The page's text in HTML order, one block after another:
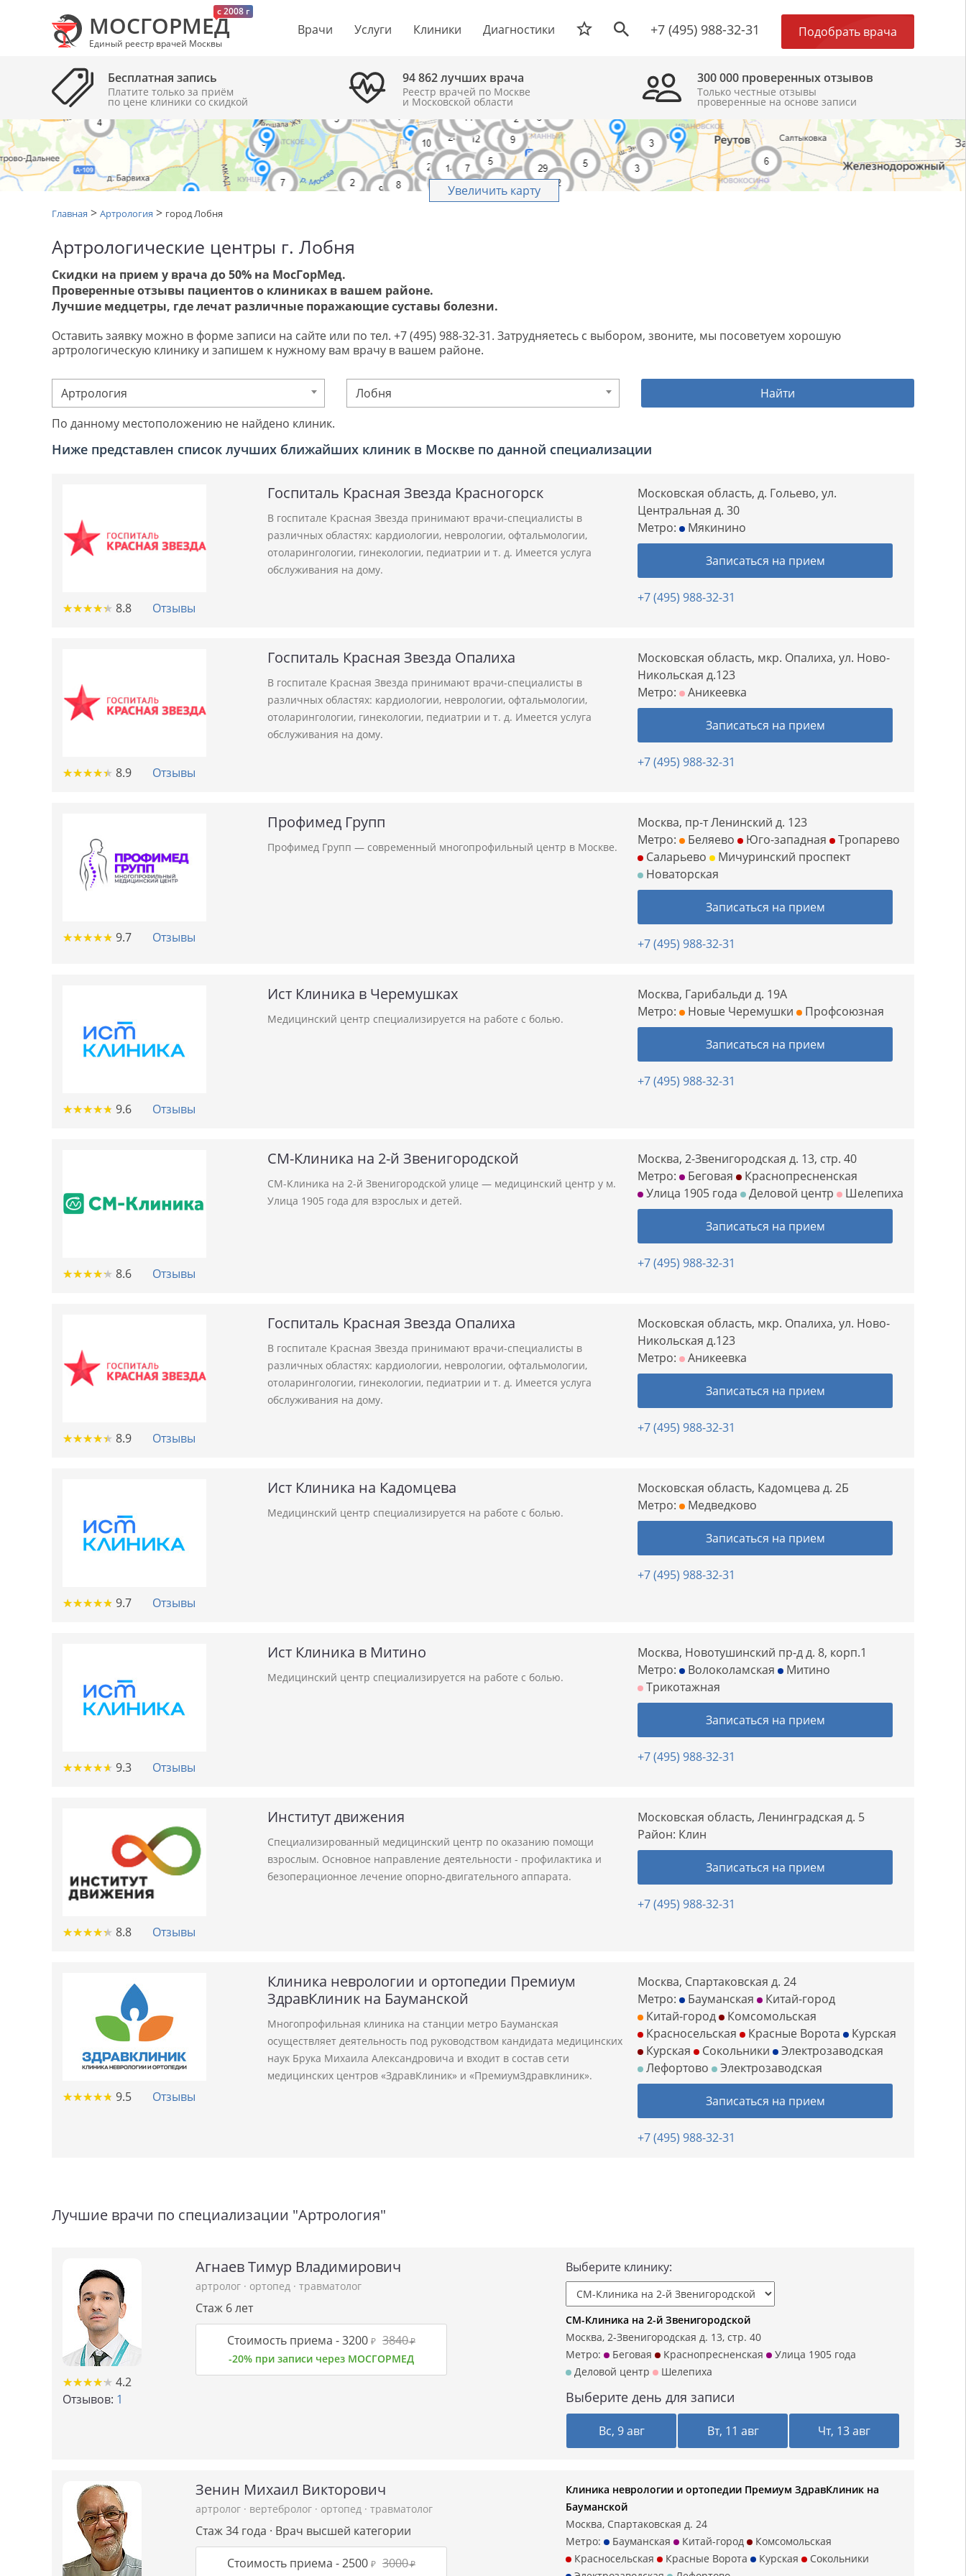
c 2008 г
МОСГОРМЕД
Единый реестр врачей Москвы
Врачи Услуги Клиники Диагностики +7 (495) 988-32-31 Подобрать врача
Бесплатная запись
Платите только за приём
по цене клиники cо скидкой
94 862 лучших врача
Реестр врачей по Москве
и Московской области
300 000 проверенных отзывов
Только честные отзывы
проверенные на основе записи
Увеличить карту
Главная > Артрология > город Лобня
Артрологические центры г. Лобня
Скидки на прием у врача до 50% на МосГорМед.
Проверенные отзывы пациентов о клиниках в вашем районе.
Лучшие медцетры, где лечат различные поражающие суставы болезни.
Оставить заявку можно в форме записи на сайте или по тел. +7 (495) 988-32-31. Затрудняетесь с выбором, звоните, мы посоветуем хорошую
артрологическую клинику и запишем к нужному вам врачу в вашем районе.
Артрология Лобня
Найти
По данному местоположению не найдено клиник.
Ниже представлен список лучших ближайших клиник в Москве по данной специализации
★★★★★
★★★★★ 8.8 Отзывы
Госпиталь Красная Звезда Красногорск
В госпитале Красная Звезда принимают врачи-специалисты в
различных областях: кардиологии, неврологии, офтальмологии,
отоларингологии, гинекологии, педиатрии и т. д. Имеется услуга
обслуживания на дому.
Московская область, д. Гольево, ул.
Центральная д. 30
Метро:
Мякинино
Записаться на прием
+7 (495) 988-32-31
★★★★★
★★★★★ 8.9 Отзывы
Госпиталь Красная Звезда Опалиха
В госпитале Красная Звезда принимают врачи-специалисты в
различных областях: кардиологии, неврологии, офтальмологии,
отоларингологии, гинекологии, педиатрии и т. д. Имеется услуга
обслуживания на дому.
Московская область, мкр. Опалиха, ул. Ново-
Никольская д.123
Метро:
Аникеевка
Записаться на прием
+7 (495) 988-32-31
★★★★★
★★★★★ 9.7 Отзывы
Профимед Групп
Профимед Групп — современный многопрофильный центр в Москве.
Москва, пр-т Ленинский д. 123
Метро:
Беляево Юго-западная
Тропарево
Саларьево
Мичуринский проспект
Новаторская
Записаться на прием
+7 (495) 988-32-31
★★★★★
★★★★★ 9.6 Отзывы
Ист Клиника в Черемушках
Медицинский центр специализируется на работе с болью.
Москва, Гарибальди д. 19А
Метро:
Новые Черемушки Профсоюзная
Записаться на прием
+7 (495) 988-32-31
★★★★★
★★★★★ 8.6 Отзывы
СМ-Клиника на 2-й Звенигородской
СМ-Клиника на 2-й Звенигородской улице — медицинский центр у м.
Улица 1905 года для взрослых и детей.
Москва, 2-Звенигородская д. 13, стр. 40
Метро:
Беговая
Краснопресненская
Улица 1905 года
Деловой центр Шелепиха
Записаться на прием
+7 (495) 988-32-31
★★★★★
★★★★★ 8.9 Отзывы
Госпиталь Красная Звезда Опалиха
В госпитале Красная Звезда принимают врачи-специалисты в
различных областях: кардиологии, неврологии, офтальмологии,
отоларингологии, гинекологии, педиатрии и т. д. Имеется услуга
обслуживания на дому.
Московская область, мкр. Опалиха, ул. Ново-
Никольская д.123
Метро:
Аникеевка
Записаться на прием
+7 (495) 988-32-31
★★★★★
★★★★★ 9.7 Отзывы
Ист Клиника на Кадомцева
Медицинский центр специализируется на работе с болью.
Московская область, Кадомцева д. 2Б
Метро:
Медведково
Записаться на прием
+7 (495) 988-32-31
★★★★★
★★★★★ 9.3 Отзывы
Ист Клиника в Митино
Медицинский центр специализируется на работе с болью.
Москва, Новотушинский пр-д д. 8, корп.1
Метро:
Волоколамская
Митино
Трикотажная
Записаться на прием
+7 (495) 988-32-31
★★★★★
★★★★★ 8.8 Отзывы
Институт движения
Специализированный медицинский центр по оказанию помощи
взрослым. Основное направление деятельности - профилактика и
безоперационное лечение опорно-двигательного аппарата.
Московская область, Ленинградская д. 5
Район: Клин
Записаться на прием
+7 (495) 988-32-31
★★★★★
★★★★★ 9.5 Отзывы
Клиника неврологии и ортопедии Премиум
ЗдравКлиник на Бауманской
Многопрофильная клиника на станции метро Бауманская
осуществляет деятельность под руководством кандидата медицинских
наук Брука Михаила Александровича и входит в состав сети
медицинских центров «ЗдравКлиник» и «ПремиумЗдравклиник».
Москва, Спартаковская д. 24
Метро:
Бауманская
Китай-город
Китай-город
Комсомольская
Красносельская
Красные Ворота
Курская
Курская
Сокольники
Электрозаводская
Лефортово
Электрозаводская
Записаться на прием
+7 (495) 988-32-31
Лучшие врачи по специализации "Артрология"
★★★★★
★★★★★ 4.2
Отзывов: 1
Агнаев Тимур Владимирович
артролог · ортопед · травматолог
Стаж 6 лет
Стоимость приема -3200 ₽ 3840₽
-20% при записи через МОСГОРМЕД
Выберите клинику:
СМ-Клиника на 2-й Звенигородской
Москва, 2-Звенигородская д. 13, стр. 40
Метро:
Беговая Краснопресненская
Улица 1905 года
Деловой центр
Шелепиха
Выберите день для записи
Вс, 9 авг Вт, 11 авг Чт, 13 авг
Зенин Михаил Викторович
артролог · вертебролог · ортопед · травматолог
Стаж 34 года · Врач высшей категории
Стоимость приема -2500 ₽ 3000₽
Клиника неврологии и ортопедии Премиум ЗдравКлиник на
Бауманской
Москва, Спартаковская д. 24
Метро:
Бауманская Китай-город
Комсомольская
Красносельская
Красные Ворота Курская
Сокольники